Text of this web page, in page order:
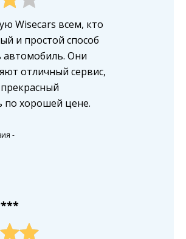
Wisecars всем, кто
и простой способ
автомобиль. Они
отличный сервис,
по хорошей цене.
-